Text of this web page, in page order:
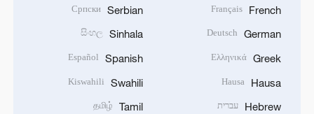
French
Français
German
Deutsch
Greek
Ελληνικά
Hausa
Hausa
Hebrew עברית
Serbian
Српски
Sinhala
සිංහල
Spanish
Español
Swahili
Kiswahili
Tamil
தமிழ்